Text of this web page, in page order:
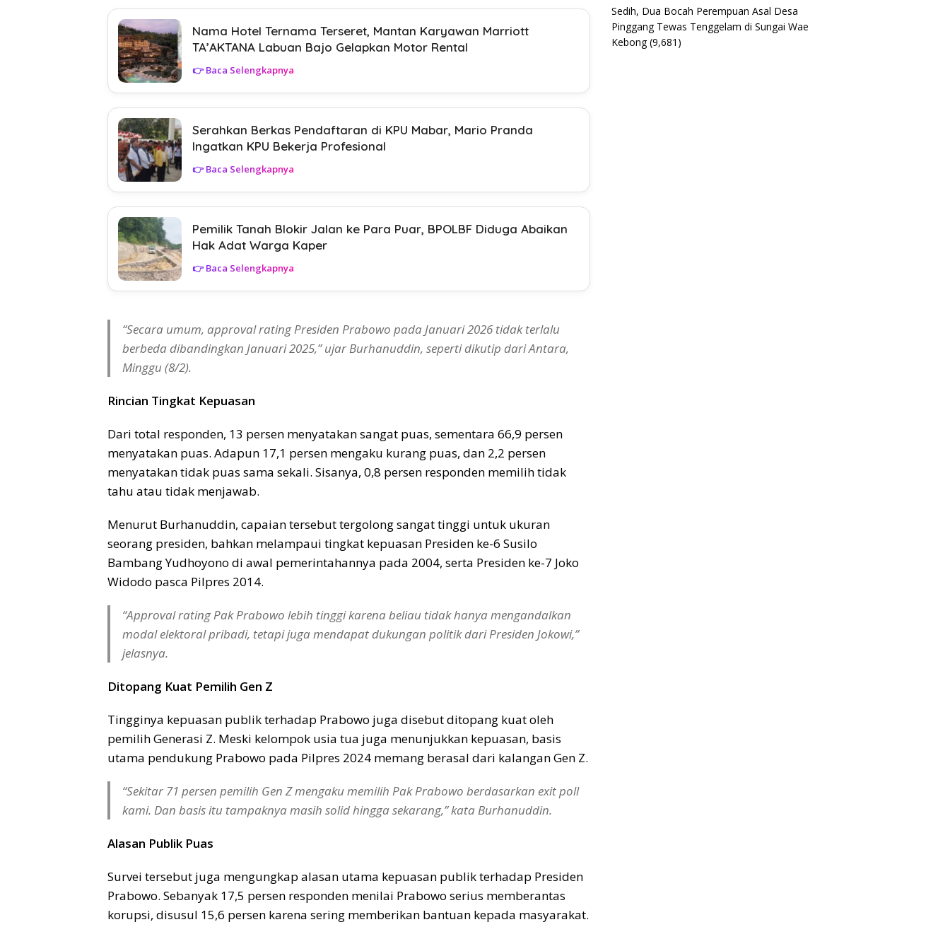
Nama Hotel Ternama Terseret, Mantan Karyawan Marriott
TA’AKTANA Labuan Bajo Gelapkan Motor Rental
👉 Baca Selengkapnya
Serahkan Berkas Pendaftaran di KPU Mabar, Mario Pranda
Ingatkan KPU Bekerja Profesional
👉 Baca Selengkapnya
Pemilik Tanah Blokir Jalan ke Para Puar, BPOLBF Diduga Abaikan
Hak Adat Warga Kaper
👉 Baca Selengkapnya
“Secara umum, approval rating Presiden Prabowo pada Januari 2026 tidak terlalu
berbeda dibandingkan Januari 2025,” ujar Burhanuddin, seperti dikutip dari Antara,
Minggu (8/2).
Rincian Tingkat Kepuasan
Dari total responden, 13 persen menyatakan sangat puas, sementara 66,9 persen
menyatakan puas. Adapun 17,1 persen mengaku kurang puas, dan 2,2 persen
menyatakan tidak puas sama sekali. Sisanya, 0,8 persen responden memilih tidak
tahu atau tidak menjawab.
Menurut Burhanuddin, capaian tersebut tergolong sangat tinggi untuk ukuran
seorang presiden, bahkan melampaui tingkat kepuasan Presiden ke-6 Susilo
Bambang Yudhoyono di awal pemerintahannya pada 2004, serta Presiden ke-7 Joko
Widodo pasca Pilpres 2014.
“Approval rating Pak Prabowo lebih tinggi karena beliau tidak hanya mengandalkan
modal elektoral pribadi, tetapi juga mendapat dukungan politik dari Presiden Jokowi,”
jelasnya.
Ditopang Kuat Pemilih Gen Z
Tingginya kepuasan publik terhadap Prabowo juga disebut ditopang kuat oleh
pemilih Generasi Z. Meski kelompok usia tua juga menunjukkan kepuasan, basis
utama pendukung Prabowo pada Pilpres 2024 memang berasal dari kalangan Gen Z.
“Sekitar 71 persen pemilih Gen Z mengaku memilih Pak Prabowo berdasarkan exit poll
kami. Dan basis itu tampaknya masih solid hingga sekarang,” kata Burhanuddin.
Alasan Publik Puas
Survei tersebut juga mengungkap alasan utama kepuasan publik terhadap Presiden
Prabowo. Sebanyak 17,5 persen responden menilai Prabowo serius memberantas
korupsi, disusul 15,6 persen karena sering memberikan bantuan kepada masyarakat.
Sedih, Dua Bocah Perempuan Asal Desa
Pinggang Tewas Tenggelam di Sungai Wae
Kebong (9,681)